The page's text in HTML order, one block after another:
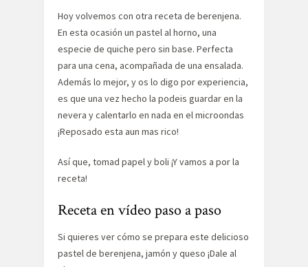
Hoy volvemos con otra receta de berenjena.
En esta ocasión un pastel al horno, una
especie de quiche pero sin base. Perfecta
para una cena, acompañada de una ensalada.
Además lo mejor, y os lo digo por experiencia,
es que una vez hecho la podeis guardar en la
nevera y calentarlo en nada en el microondas
¡Reposado esta aun mas rico!
Así que, tomad papel y boli ¡Y vamos a por la
receta!
Receta en vídeo paso a paso
Si quieres ver cómo se prepara este delicioso
pastel de berenjena, jamón y queso ¡Dale al